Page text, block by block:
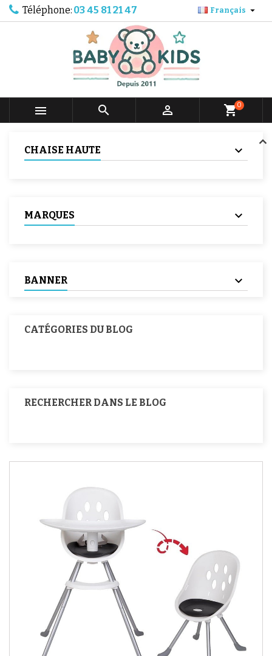
Téléphone: 03 45 81 21 47 Français 
   shopping_cart0
CHAISE HAUTE
MARQUES
BANNER
CATÉGORIES DU BLOG
RECHERCHER DANS LE BLOG